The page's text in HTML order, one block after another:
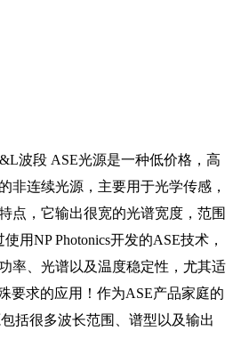
波段 ASE光源是一种低价格，高
非连续光源，主要用于光学传感，
点，它输出很宽的光谱宽度，范围
用NP Photonics开发的ASE技术，
率、光谱以及温度稳定性，尤其适
要求的应用！作为ASE产品家庭的
括很多波长范围、谱型以及输出